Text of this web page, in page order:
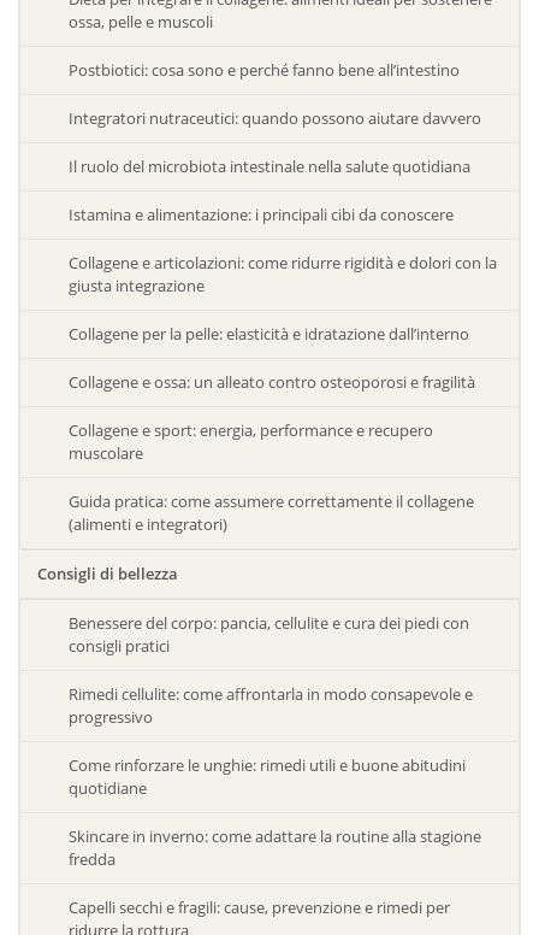
ossa, pelle e muscoli
Postbiotici: cosa sono e perché fanno bene all’intestino
Integratori nutraceutici: quando possono aiutare davvero
Il ruolo del microbiota intestinale nella salute quotidiana
Istamina e alimentazione: i principali cibi da conoscere
Collagene e articolazioni: come ridurre rigidità e dolori con la
giusta integrazione
Collagene per la pelle: elasticità e idratazione dall’interno
Collagene e ossa: un alleato contro osteoporosi e fragilità
Collagene e sport: energia, performance e recupero
muscolare
Guida pratica: come assumere correttamente il collagene
(alimenti e integratori)
Consigli di bellezza
Benessere del corpo: pancia, cellulite e cura dei piedi con
consigli pratici
Rimedi cellulite: come affrontarla in modo consapevole e
progressivo
Come rinforzare le unghie: rimedi utili e buone abitudini
quotidiane
Skincare in inverno: come adattare la routine alla stagione
fredda
Capelli secchi e fragili: cause, prevenzione e rimedi per
ridurre la rottura